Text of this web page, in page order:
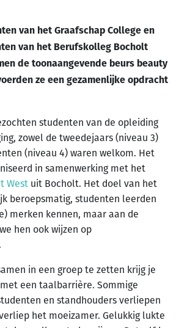
van het Graafschap College en
van het Berufskolleg Bocholt
de toonaangevende beurs beauty
ze een gezamenlijke opdracht
studenten van de opleiding
zowel de tweedejaars (niveau 3)
(niveau 4) waren welkom. Het
in samenwerking met het
West uit Bocholt. Het doel van het
beroepsmatig, studenten leerden
merken kennen, maar aan de
hen ook wijzen op
in een groep te zetten krijg je
een taalbarrière. Sommige
en standhouders verliepen
het moeizamer. Gelukkig lukte